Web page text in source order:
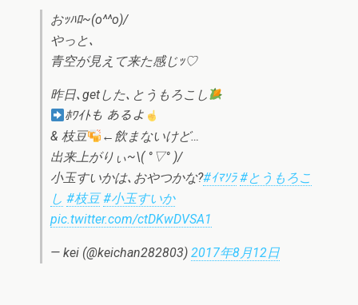
おｯﾊﾛ~(o^^o)/
やっと､
青空が見えて来た感じｯ♡
昨日､getした､とうもろこし
ﾎﾜｲﾄも あるよ
& 枝豆
←飲まないけど…
出来上がりぃ~\( °▽° )/
小玉すいかは､おやつかな?#ｲﾏｿﾗ #とうもろこ
し #枝豆 #小玉すいか
pic.twitter.com/ctDKwDVSA1
— kei (@keichan282803) 2017年8月12日